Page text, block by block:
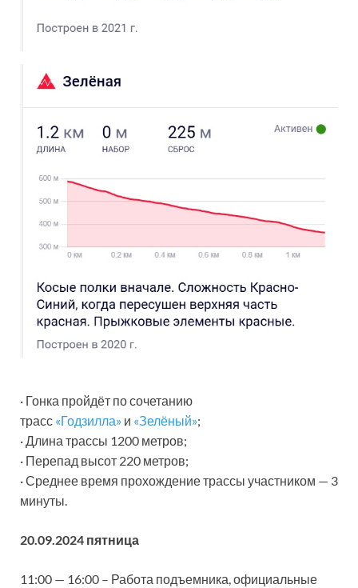
· Гонка пройдёт по сочетанию
трасс «Годзилла» и «Зелёный»;
· Длина трассы 1200 метров;
· Перепад высот 220 метров;
· Среднее время прохождение трассы участником — 3
минуты.
20.09.2024 пятница
11:00 — 16:00 – Работа подъемника, официальные